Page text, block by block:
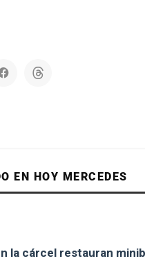
EN HOY MERCEDES
la cárcel restauran